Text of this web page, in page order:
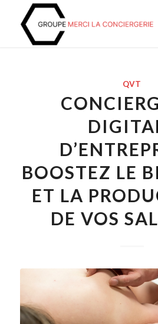
QVT
BOOSTEZ LE
ET LA
DE VOS